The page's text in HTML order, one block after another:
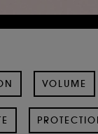
VOLUME